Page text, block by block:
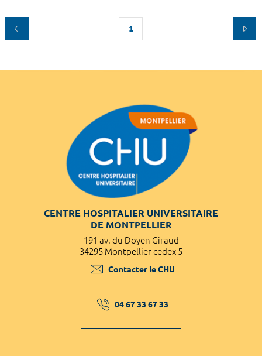
1
CENTRE HOSPITALIER UNIVERSITAIRE
DE MONTPELLIER
191 av. du Doyen Giraud
34295 Montpellier cedex 5
Contacter le CHU
04 67 33 67 33